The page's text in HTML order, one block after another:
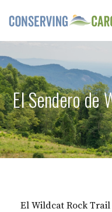
El Sendero de
El Wildcat Rock